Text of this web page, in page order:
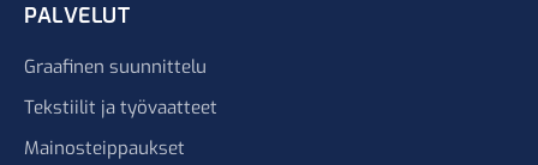
PALVELUT
Graafinen suunnittelu
Tekstiilit ja työvaatteet
Mainosteippaukset